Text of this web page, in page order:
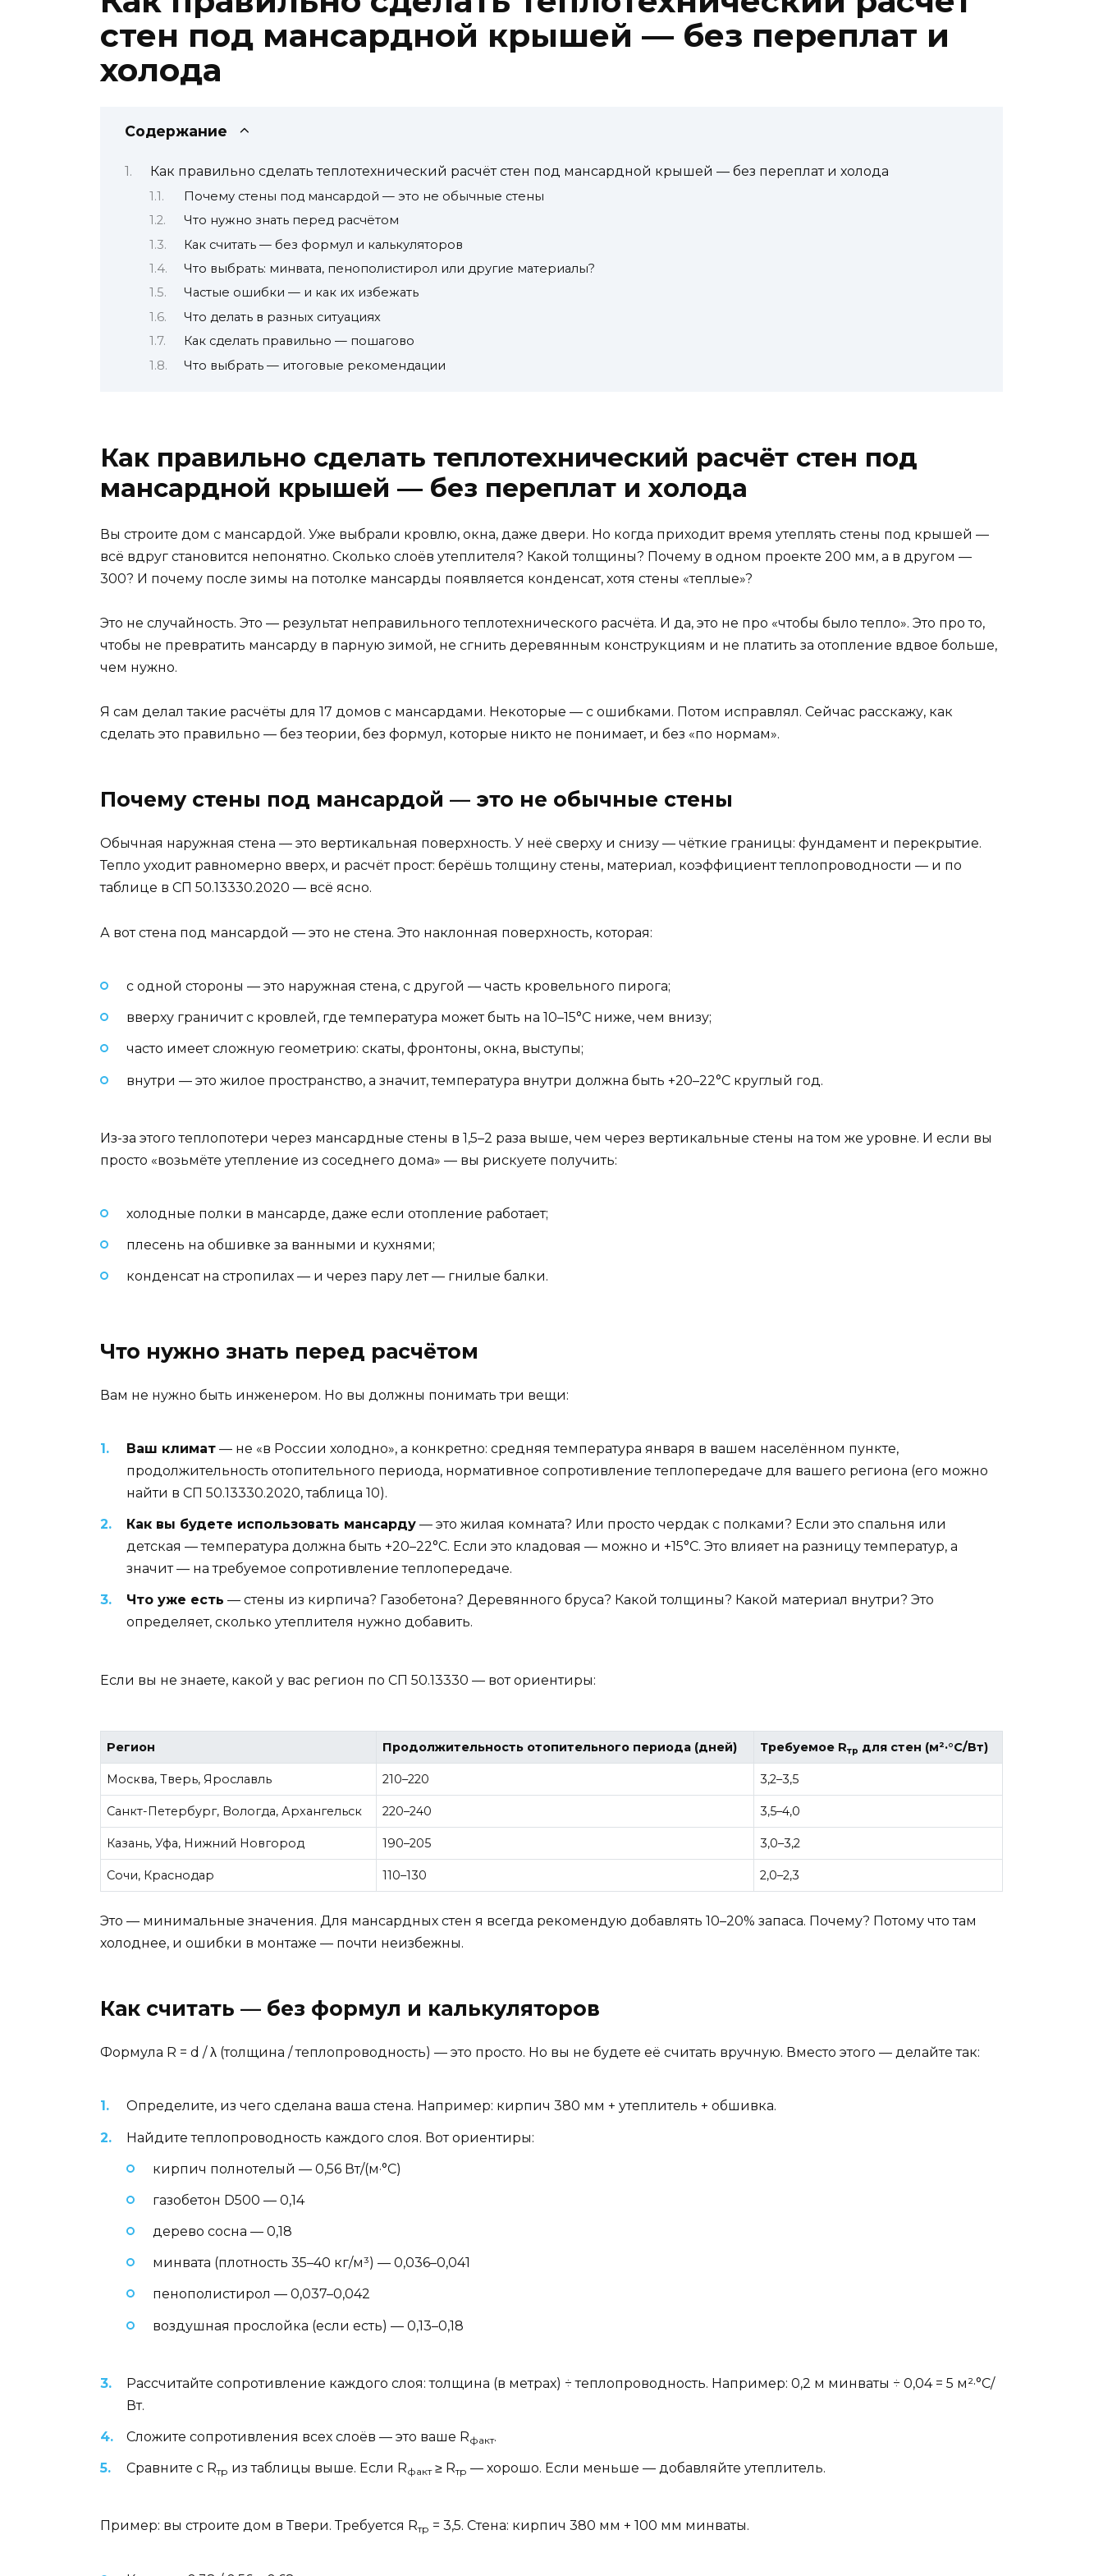
стен под мансардной крышей — без переплат и
холода
Содержание
Как правильно сделать теплотехнический расчёт стен под мансардной крышей — без переплат и холода
Почему стены под мансардой — это не обычные стены
Что нужно знать перед расчётом
Как считать — без формул и калькуляторов
Что выбрать: минвата, пенополистирол или другие материалы?
Частые ошибки — и как их избежать
Что делать в разных ситуациях
Как сделать правильно — пошагово
Что выбрать — итоговые рекомендации
Как правильно сделать теплотехнический расчёт стен под
мансардной крышей — без переплат и холода
Вы строите дом с мансардой. Уже выбрали кровлю, окна, даже двери. Но когда приходит время утеплять стены под крышей —
всё вдруг становится непонятно. Сколько слоёв утеплителя? Какой толщины? Почему в одном проекте 200 мм, а в другом —
300? И почему после зимы на потолке мансарды появляется конденсат, хотя стены «теплые»?
Это не случайность. Это — результат неправильного теплотехнического расчёта. И да, это не про «чтобы было тепло». Это про то,
чтобы не превратить мансарду в парную зимой, не сгнить деревянным конструкциям и не платить за отопление вдвое больше,
чем нужно.
Я сам делал такие расчёты для 17 домов с мансардами. Некоторые — с ошибками. Потом исправлял. Сейчас расскажу, как
сделать это правильно — без теории, без формул, которые никто не понимает, и без «по нормам».
Почему стены под мансардой — это не обычные стены
Обычная наружная стена — это вертикальная поверхность. У неё сверху и снизу — чёткие границы: фундамент и перекрытие.
Тепло уходит равномерно вверх, и расчёт прост: берёшь толщину стены, материал, коэффициент теплопроводности — и по
таблице в СП 50.13330.2020 — всё ясно.
А вот стена под мансардой — это не стена. Это наклонная поверхность, которая:
с одной стороны — это наружная стена, с другой — часть кровельного пирога;
вверху граничит с кровлей, где температура может быть на 10–15°C ниже, чем внизу;
часто имеет сложную геометрию: скаты, фронтоны, окна, выступы;
внутри — это жилое пространство, а значит, температура внутри должна быть +20–22°C круглый год.
Из-за этого теплопотери через мансардные стены в 1,5–2 раза выше, чем через вертикальные стены на том же уровне. И если вы
просто «возьмёте утепление из соседнего дома» — вы рискуете получить:
холодные полки в мансарде, даже если отопление работает;
плесень на обшивке за ванными и кухнями;
конденсат на стропилах — и через пару лет — гнилые балки.
Что нужно знать перед расчётом
Вам не нужно быть инженером. Но вы должны понимать три вещи:
Ваш климат — не «в России холодно», а конкретно: средняя температура января в вашем населённом пункте,
продолжительность отопительного периода, нормативное сопротивление теплопередаче для вашего региона (его можно
найти в СП 50.13330.2020, таблица 10).
Как вы будете использовать мансарду — это жилая комната? Или просто чердак с полками? Если это спальня или
детская — температура должна быть +20–22°C. Если это кладовая — можно и +15°C. Это влияет на разницу температур, а
значит — на требуемое сопротивление теплопередаче.
Что уже есть — стены из кирпича? Газобетона? Деревянного бруса? Какой толщины? Какой материал внутри? Это
определяет, сколько утеплителя нужно добавить.
Если вы не знаете, какой у вас регион по СП 50.13330 — вот ориентиры:
Регион Продолжительность отопительного периода (дней) Требуемое Rтр для стен (м²·°C/Вт)
Москва, Тверь, Ярославль 210–220 3,2–3,5
Санкт-Петербург, Вологда, Архангельск 220–240 3,5–4,0
Казань, Уфа, Нижний Новгород 190–205 3,0–3,2
Сочи, Краснодар 110–130 2,0–2,3
Это — минимальные значения. Для мансардных стен я всегда рекомендую добавлять 10–20% запаса. Почему? Потому что там
холоднее, и ошибки в монтаже — почти неизбежны.
Как считать — без формул и калькуляторов
Формула R = d / λ (толщина / теплопроводность) — это просто. Но вы не будете её считать вручную. Вместо этого — делайте так:
Определите, из чего сделана ваша стена. Например: кирпич 380 мм + утеплитель + обшивка.
Найдите теплопроводность каждого слоя. Вот ориентиры:
кирпич полнотелый — 0,56 Вт/(м·°C)
газобетон D500 — 0,14
дерево сосна — 0,18
минвата (плотность 35–40 кг/м³) — 0,036–0,041
пенополистирол — 0,037–0,042
воздушная прослойка (если есть) — 0,13–0,18
Рассчитайте сопротивление каждого слоя: толщина (в метрах) ÷ теплопроводность. Например: 0,2 м минваты ÷ 0,04 = 5 м²·°C/
Вт.
Сложите сопротивления всех слоёв — это ваше Rфакт.
Сравните с Rтр из таблицы выше. Если Rфакт≥ Rтр — хорошо. Если меньше — добавляйте утеплитель.
Пример: вы строите дом в Твери. Требуется Rтр = 3,5. Стена: кирпич 380 мм + 100 мм минваты.